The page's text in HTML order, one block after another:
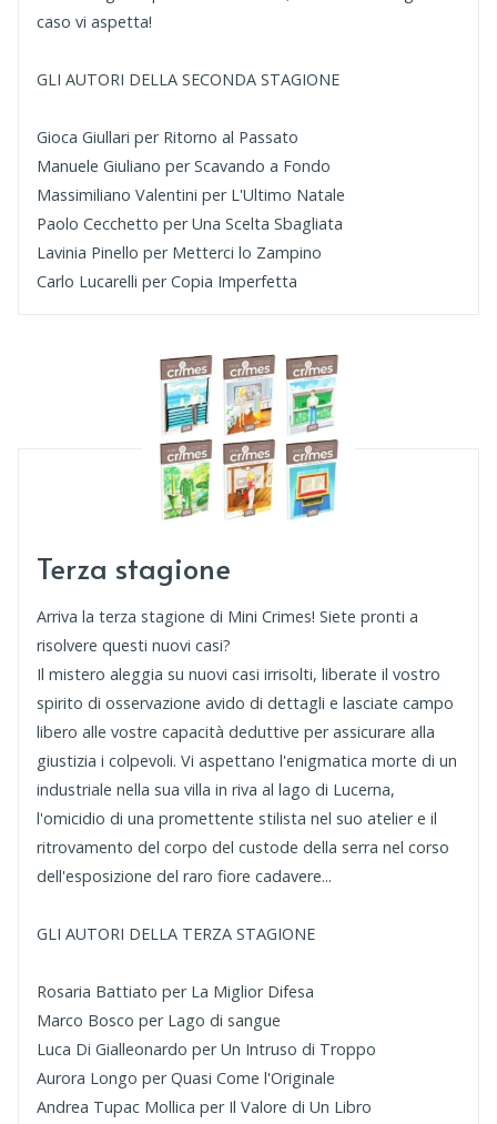
caso vi aspetta!
GLI AUTORI DELLA SECONDA STAGIONE
Gioca Giullari per Ritorno al Passato
Manuele Giuliano per Scavando a Fondo
Massimiliano Valentini per L'Ultimo Natale
Paolo Cecchetto per Una Scelta Sbagliata
Lavinia Pinello per Metterci lo Zampino
Carlo Lucarelli per Copia Imperfetta
Terza stagione
Arriva la terza stagione di Mini Crimes! Siete pronti a
risolvere questi nuovi casi?
Il mistero aleggia su nuovi casi irrisolti, liberate il vostro
spirito di osservazione avido di dettagli e lasciate campo
libero alle vostre capacità deduttive per assicurare alla
giustizia i colpevoli. Vi aspettano l'enigmatica morte di un
industriale nella sua villa in riva al lago di Lucerna,
l'omicidio di una promettente stilista nel suo atelier e il
ritrovamento del corpo del custode della serra nel corso
dell'esposizione del raro fiore cadavere...
GLI AUTORI DELLA TERZA STAGIONE
Rosaria Battiato per La Miglior Difesa
Marco Bosco per Lago di sangue
Luca Di Gialleonardo per Un Intruso di Troppo
Aurora Longo per Quasi Come l'Originale
Andrea Tupac Mollica per Il Valore di Un Libro